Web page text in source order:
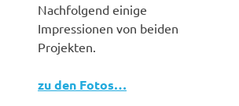
Nachfolgend einige
Impressionen von beiden
Projekten.
zu den Fotos…